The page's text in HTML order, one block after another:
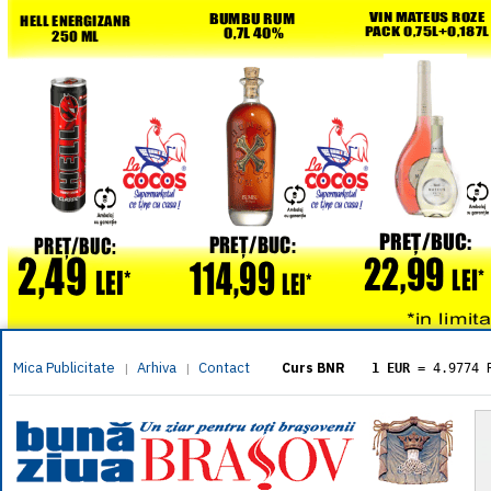
Mica Publicitate | Arhiva | Contact Curs BNR 1 EUR = 4.9774
= 5.8304
1 XAU= 464.4611
1 AED= 1.1933
1 AUD= 2.7957
1 BGN= 2.5449